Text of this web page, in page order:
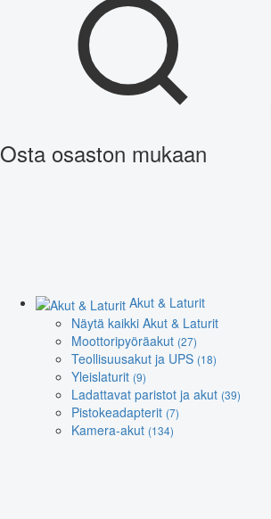
Osta osaston mukaan
Akut & Laturit
Näytä kaikki Akut & Laturit
Moottoripyöräakut (27)
Teollisuusakut ja UPS (18)
Yleislaturit (9)
Ladattavat paristot ja akut (39)
Pistokeadapterit (7)
Kamera-akut (134)